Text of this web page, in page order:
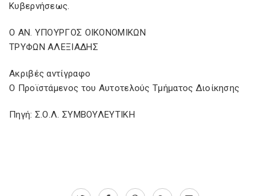
Κυβερνήσεως.
Ο ΑΝ. ΥΠΟΥΡΓΟΣ ΟΙΚΟΝΟΜΙΚΩΝ
ΤΡΥΦΩΝ ΑΛΕΞΙΑΔΗΣ
Ακριβές αντίγραφο
Ο Προϊστάμενος του Αυτοτελούς Τμήματος Διοίκησης
Πηγή: Σ.Ο.Λ. ΣΥΜΒΟΥΛΕΥΤΙΚΗ